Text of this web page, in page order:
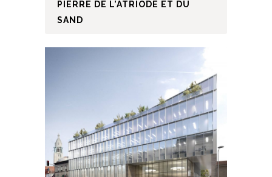
PIERRE DE L’ATRIODE ET DU
SAND